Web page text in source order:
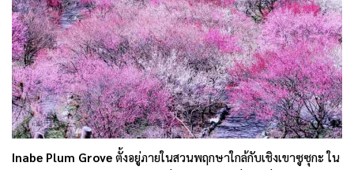
Inabe Plum Grove ตั้งอยู่ภายในสวนพฤกษาใกล้กับเชิงเขาซูซุกะ ใน